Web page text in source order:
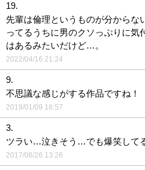
19.
先輩は倫理というものが分からな
ってるうちに男のクソっぷりに気
はあるみたいだけど…。
2022/04/16 21:24
9.
不思議な感じがする作品ですね！
2019/01/09 16:57
3.
ツラい…泣きそう…でも爆笑して
2017/06/26 13:26